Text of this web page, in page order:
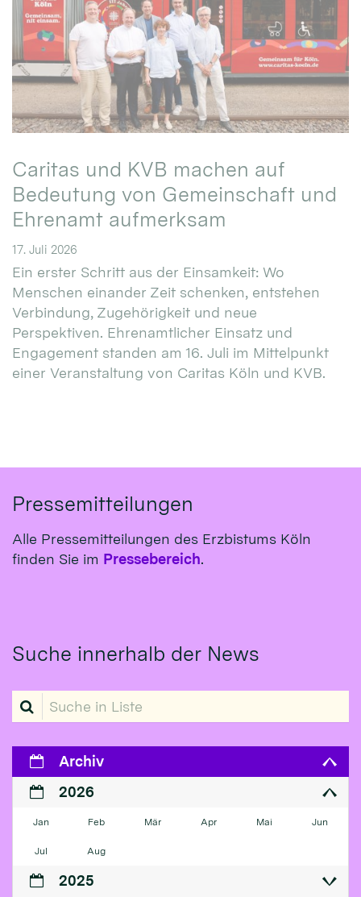
Caritas und KVB machen auf
Bedeutung von Gemeinschaft und
Ehrenamt aufmerksam
17. Juli 2026
Ein erster Schritt aus der Einsamkeit: Wo
Menschen einander Zeit schenken, entstehen
Verbindung, Zugehörigkeit und neue
Perspektiven. Ehrenamtlicher Einsatz und
Engagement standen am 16. Juli im Mittelpunkt
einer Veranstaltung von Caritas Köln und KVB.
Pressemitteilungen
Alle Pressemitteilungen des Erzbistums Köln
finden Sie im Pressebereich.
Suche innerhalb der News
Suche in Liste
Archiv
2026
Jan Feb Mär Apr Mai Jun
Jul Aug
2025